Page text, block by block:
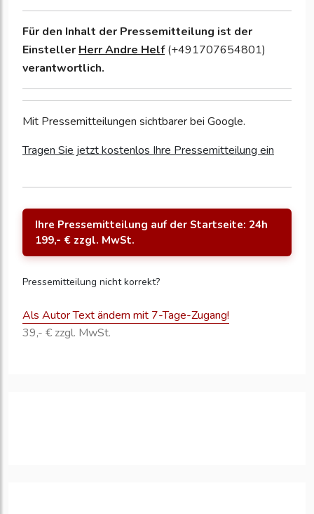
Für den Inhalt der Pressemitteilung ist der
Einsteller Herr Andre Helf(+491707654801)
verantwortlich.
Mit Pressemitteilungen sichtbarer bei Google.
Tragen Sie jetzt kostenlos Ihre Pressemitteilung ein
Ihre Pressemitteilung auf der Startseite: 24h
199,- € zzgl. MwSt.
Pressemitteilung nicht korrekt?
Als Autor Text ändern mit 7-Tage-Zugang!
39,- € zzgl. MwSt.